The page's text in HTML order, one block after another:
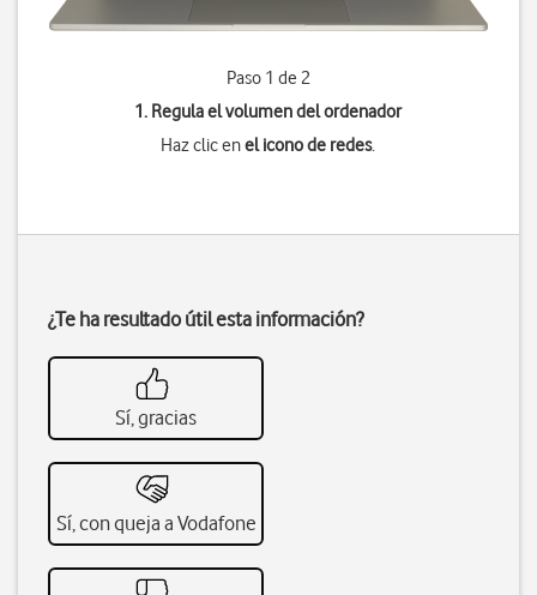
Paso 1 de 2
1. Regula el volumen del ordenador
Haz clic enel icono de redes.
¿Te ha resultado útil esta información?
Sí, gracias
Sí, con queja a Vodafone